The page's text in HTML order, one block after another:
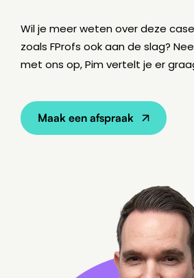
Wil je meer weten over deze
zoals FProfs ook aan de slag?
met ons op, Pim vertelt je er
Maak een afspraak